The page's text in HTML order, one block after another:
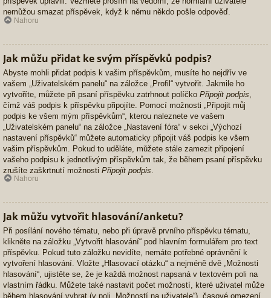
nemůžou smazat příspěvek, když k němu někdo pošle odpověď.
Nahoru
Jak můžu přidat ke svým příspěvků podpis?
Abyste mohli přidat podpis k vašim příspěvkům, musíte ho nejdřív ve
vašem „Uživatelském panelu“ na záložce „Profil“ vytvořit. Jakmile ho
vytvoříte, můžete při psaní příspěvku zatrhnout políčko Připojit podpis
čímž váš podpis k příspěvku připojíte. Pomocí možnosti „Připojit můj
podpis ke všem mým příspěvkům“, kterou naleznete ve vašem
„Uživatelském panelu“ na záložce „Nastavení fóra“ v sekci „Výchozí
nastavení příspěvků“ můžete automaticky připojit váš podpis ke všem
vašim příspěvkům. Pokud to uděláte, můžete stále zamezit připojení
vašeho podpisu k jednotlivým příspěvkům tak, že během psaní příspěvku
zrušíte zaškrtnutí možnosti Připojit podpis
Nahoru
Jak můžu vytvořit hlasování/anketu?
Při posílání nového tématu, nebo při úpravě prvního příspěvku tématu,
klikněte na záložku „Vytvořit hlasování“ pod hlavním formulářem pro text
příspěvku. Pokud tuto záložku nevidíte, nemáte potřebné oprávnění k
vytvoření hlasování. Vložte „Hlasovací otázku“ a nejméně dvě „Možnosti
hlasování“, ujistěte se, že je každá možnost napsaná v textovém poli na
vlastním řádku. Můžete také nastavit počet možností, které uživatel může
během hlasování vybrat (v poli „Možností na uživatele“), časové omezení